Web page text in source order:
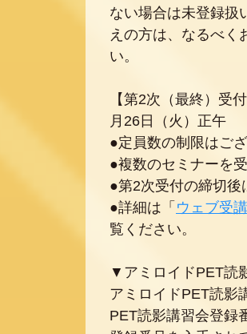
ない場合は未登録扱
えの方は、なるべく
い。
【第2次（最終）受
月26日（火）正午
●定員数の制限はご
●複数のセミナーを
●第2次受付の締切
●詳細は「 ウェブ受
覧ください。
▼アミロイドPET読
アミロイドPET読影
PET読影講習会登録